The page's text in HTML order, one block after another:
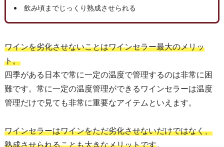
飲み頃までじっくり熟成させられる
ワインを劣化させないことはワインセラー最大のメリッ
ト。
四季がある日本で常に一定の温度で管理するのは非常に困
難です。常に一定の温度管理ができるワインセラーは温度
管理だけで見ても非常に重要なアイテムといえます。
ワインセラーはワインをただ劣化させないだけではなく、
熟成させられることも大きなメリットです。